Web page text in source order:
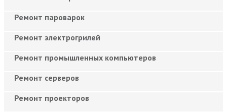
Ремонт пароварок
Ремонт электрогрилей
Ремонт промышленных компьютеров
Ремонт серверов
Ремонт проекторов